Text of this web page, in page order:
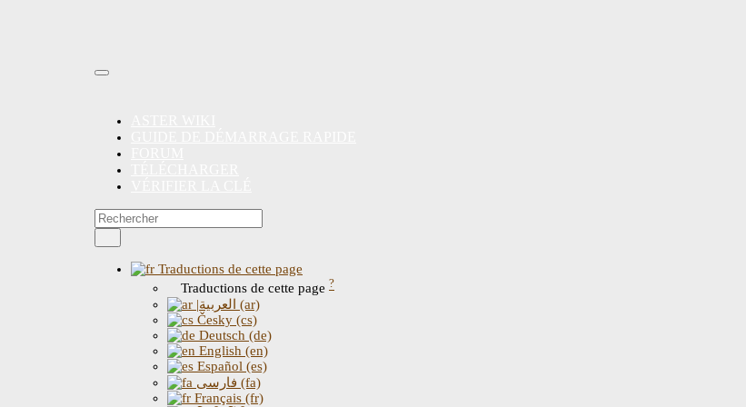
Traductions de cette page
Traductions de cette page ?
|العربية (ar)
Česky (cs)
Deutsch (de)
English (en)
Español (es)
فارسی (fa)
Français (fr)